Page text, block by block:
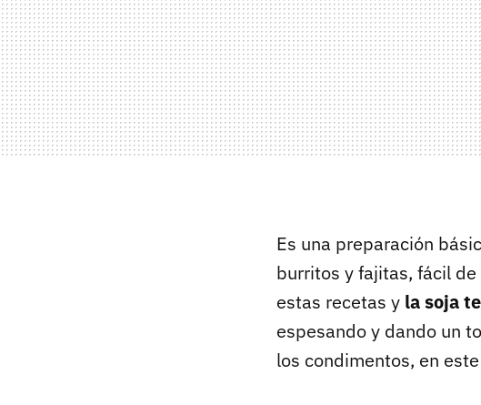
Es una preparación
burritos y fajitas, fácil
estas recetas y la soja
espesando y dando un
los condimentos, en